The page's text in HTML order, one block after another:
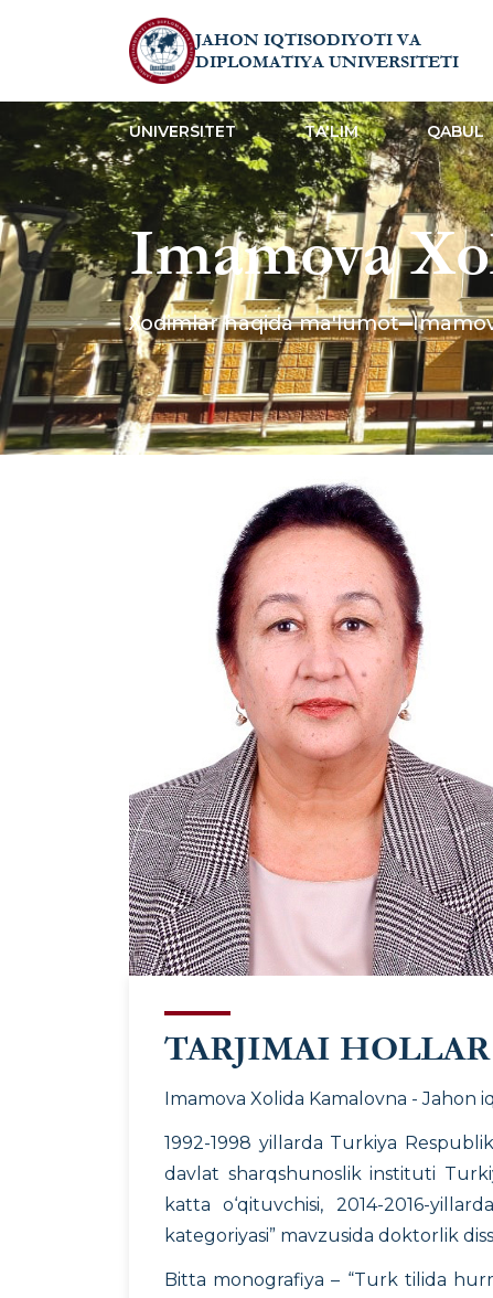
JAHON IQTISODIYOTI VA
DIPLOMATIYA UNIVERSITETI
UNIVERSITET TA'LIM QABUL
Imamova
Xodimlar haqida ma'lumot
TARJIMAI HOLLAR
Imamova Xolida Kamalovna - Jahon
1992-1998 yillarda Turkiya
davlat sharqshunoslik instituti
katta o‘qituvchisi, 2014-2016-
kategoriyasi” mavzusida doktorlik
Bitta monografiya – “Turk tilida